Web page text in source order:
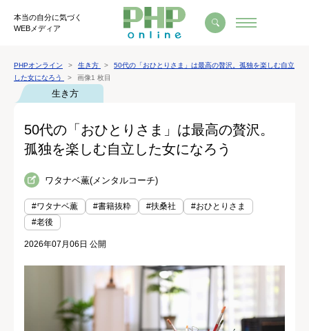
本当の自分に気づく
WEBメディア
PHPオンライン 生き方
50代の「おひとりさま」は最高の贅沢。孤独を楽しむ自立
した女になろう
画像1 枚目
生き方
50代の「おひとりさま」は最高の贅沢。
孤独を楽しむ自立した女になろう
ワタナベ薫(メンタルコーチ)
#ワタナベ薫 #書籍抜粋 #扶桑社
#おひとりさま
#老後
2026年07月06日 公開